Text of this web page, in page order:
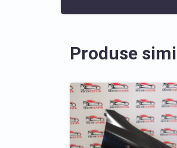
Produse